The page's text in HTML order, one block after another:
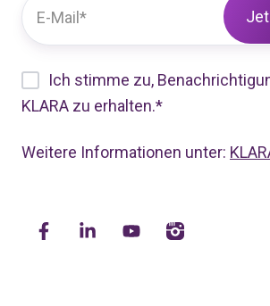
Ich stimme zu,
KLARA zu erhalten.*
Weitere Informationen unter: